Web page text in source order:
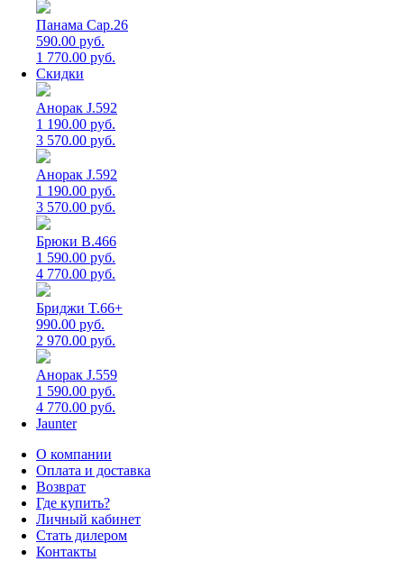
Панама Cap.26
590.00 руб.
1 770.00 руб.
Скидки
Анорак J.592
1 190.00 руб.
3 570.00 руб.
Анорак J.592
1 190.00 руб.
3 570.00 руб.
Брюки B.466
1 590.00 руб.
4 770.00 руб.
Бриджи T.66+
990.00 руб.
2 970.00 руб.
Анорак J.559
1 590.00 руб.
4 770.00 руб.
Jaunter
О компании
Оплата и доставка
Возврат
Где купить?
Личный кабинет
Стать дилером
Контакты